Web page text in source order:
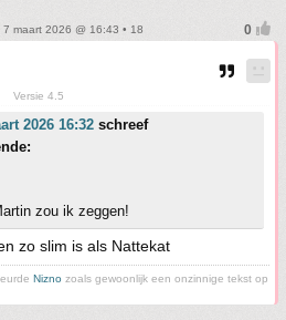
7 maart 2026 @ 16:43 • 18
Versie 4.5
2026 16:32 schreef
zou ik zeggen!
zo slim is als Nattekat
Nizno zoals gewoonlijk een onzinnige tekst op